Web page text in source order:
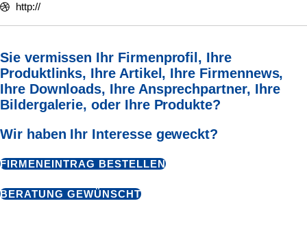
http://
Sie vermissen Ihr Firmenprofil, Ihre
Produktlinks, Ihre Artikel, Ihre Firmennews,
Ihre Downloads, Ihre Ansprechpartner, Ihre
Bildergalerie, oder Ihre Produkte?
Wir haben Ihr Interesse geweckt?
FIRMENEINTRAG BESTELLEN
BERATUNG GEWÜNSCHT